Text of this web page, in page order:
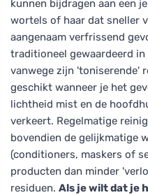
kunnen bijdragen aan een
wortels of haar dat sneller
aangenaam verfrissend
traditioneel gewaardeerd
vanwege zijn 'toniserende'
geschikt wanneer je het
lichtheid mist en de
verkeert. Regelmatige
bovendien de gelijkmatige
(conditioners, maskers of
producten dan minder
residuen. Als je wilt dat je